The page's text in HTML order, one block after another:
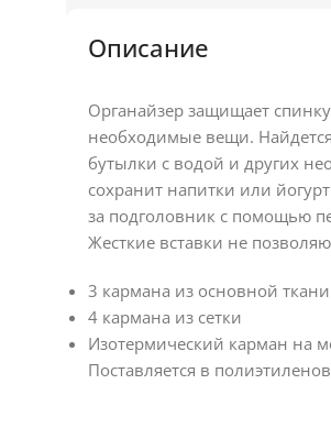
Описание
Органайзер защищает
необходимые вещи.
бутылки с водой и других
сохранит напитки или
за подголовник с помощью
Жесткие вставки не
3 кармана из основной ткани
4 кармана из сетки
Изотермический карман на
Поставляется в